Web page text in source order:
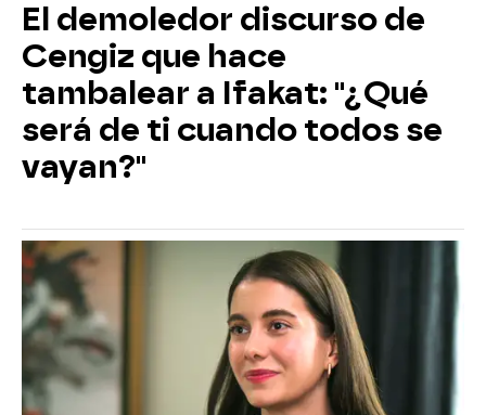
El demoledor discurso de
Cengiz que hace
tambalear a Ifakat: "¿Qué
será de ti cuando todos se
vayan?"